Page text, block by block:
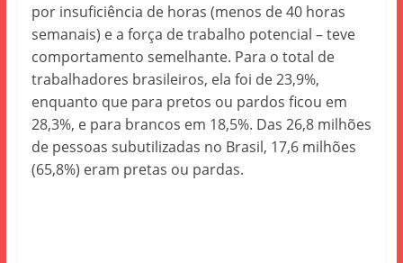
por insuficiência de horas (menos de 40 horas
semanais) e a força de trabalho potencial – teve
comportamento semelhante. Para o total de
trabalhadores brasileiros, ela foi de 23,9%,
enquanto que para pretos ou pardos ficou em
28,3%, e para brancos em 18,5%. Das 26,8 milhões
de pessoas subutilizadas no Brasil, 17,6 milhões
(65,8%) eram pretas ou pardas.